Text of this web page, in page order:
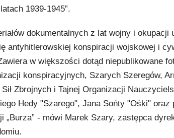
1939-1945”.
dokumentalnych z lat wojny i okupacji
antyhitlerowskiej konspiracji wojskowej i
w większości dotąd niepublikowane
konspiracyjnych, Szarych Szeregów,
Zbrojnych i Tajnej Organizacji
Hedy "Szarego", Jana Sońty "Ośki" oraz
„Burza” - mówi Marek Szary, zastępca